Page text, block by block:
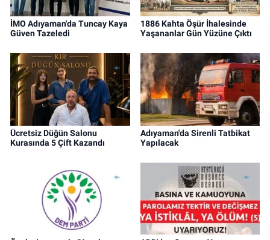
İMO Adıyaman'da Tuncay Kaya
Güven Tazeledi
1886 Kahta Öşür İhalesinde
Yaşananlar Gün Yüzüne Çıktı
Ücretsiz Düğün Salonu
Kurasında 5 Çift Kazandı
Adıyaman'da Sirenli Tatbikat
Yapılacak